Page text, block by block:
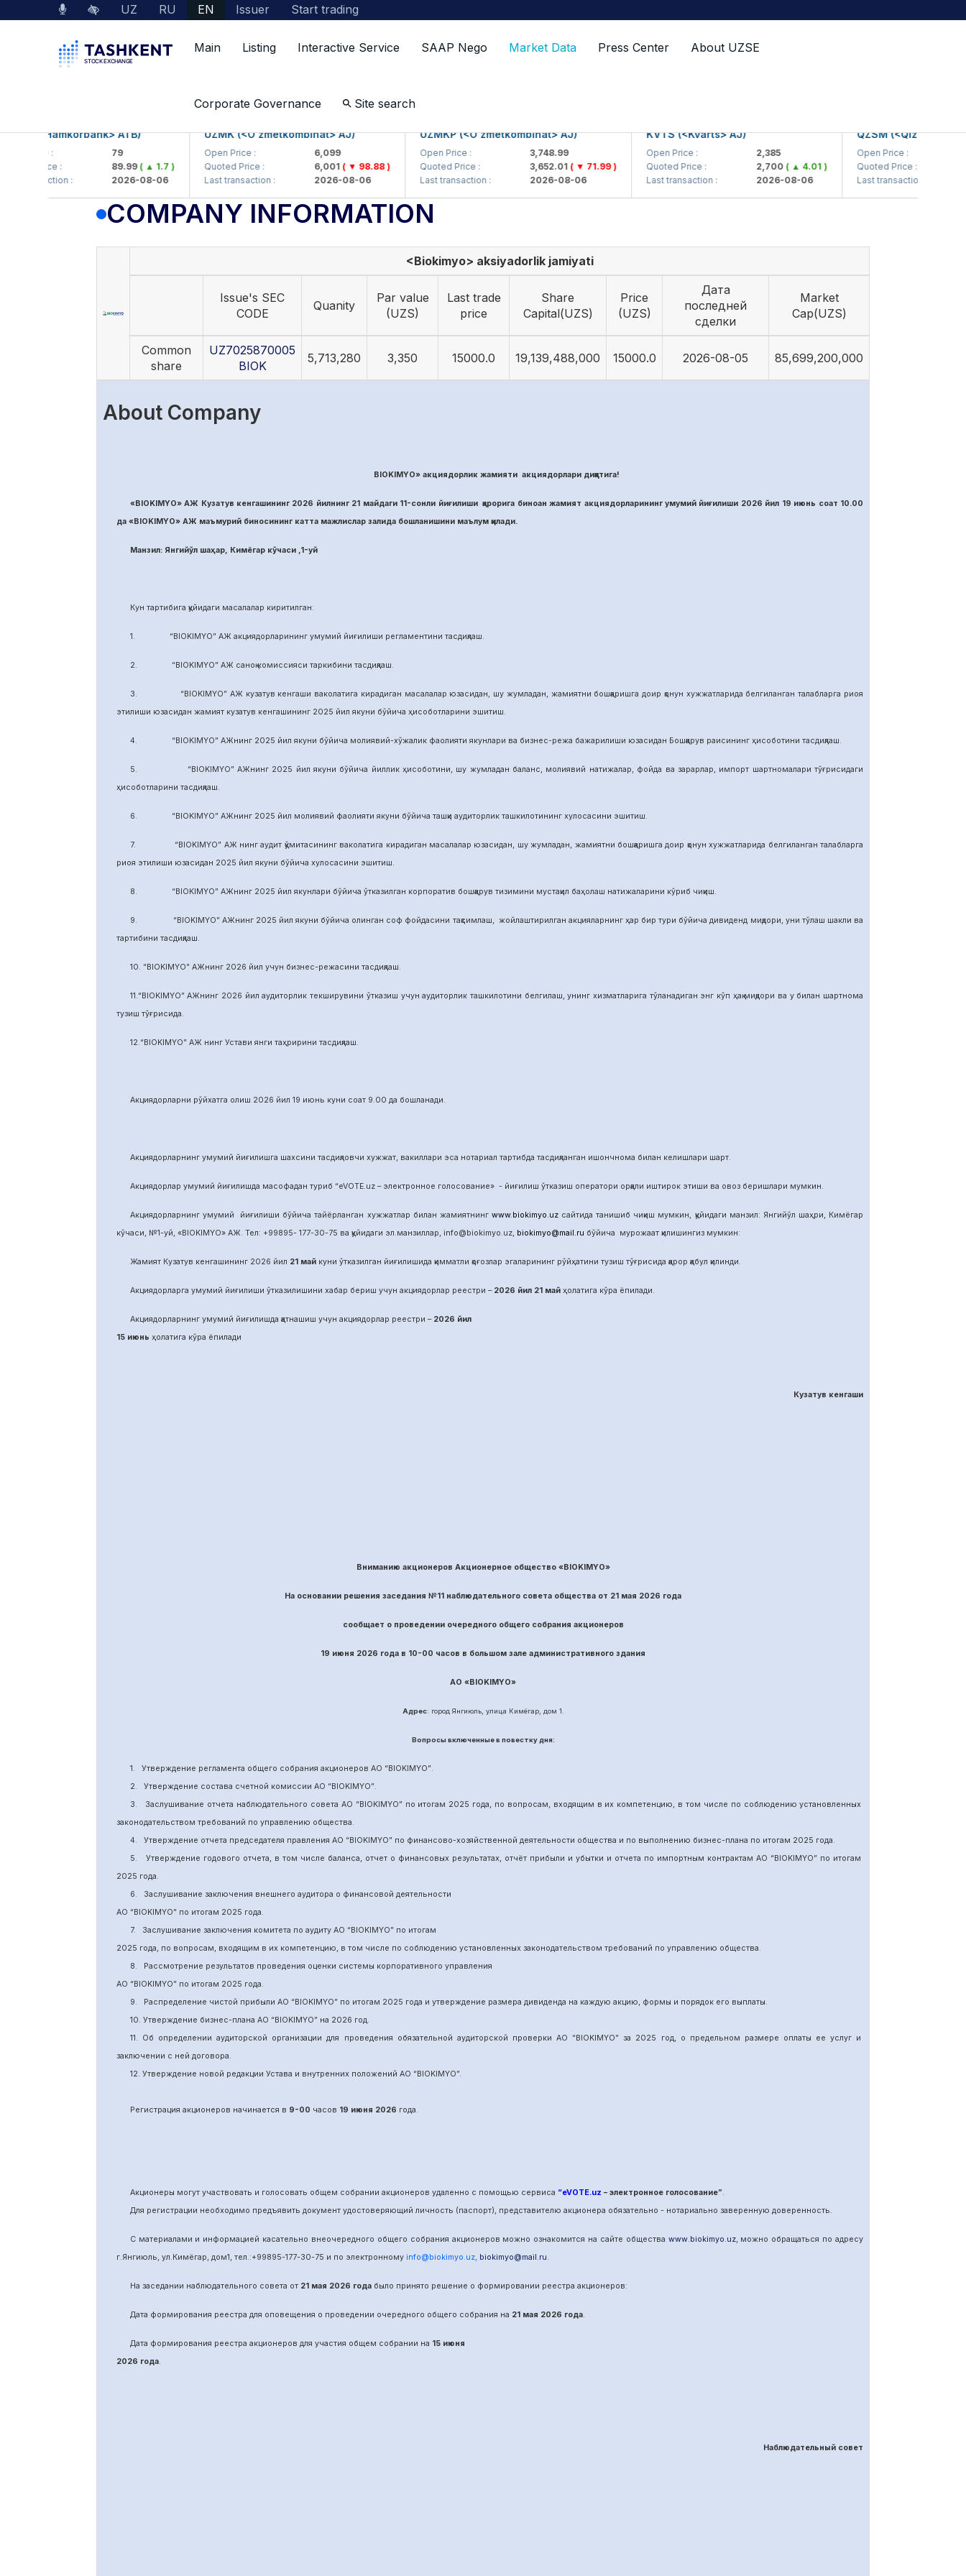
UZ RU EN Issuer Start trading
Main Listing Interactive Service SAAP Nego Market Data Press Center About UZSE
Corporate Governance Site search
Company Information
(<Hamkorbank> ATB)
89.99( ▲ 1.7 )
:
2026-08-06
UZMK (<O'zmetkombinat> AJ)
Open Price :
6,099
Quoted Price :
6,001( ▼ 98.88 )
Last transaction :
2026-08-06
UZMKP (<O'zmetkombinat> AJ)
Open Price :
3,748.99
Quoted Price :
3,652.01( ▼ 71.99 )
Last transaction :
2026-08-06
KVTS (<Kvarts> AJ)
Open Price :
2,385
Quoted Price :
2,700( ▲ 4.01 )
Last transaction :
2026-08-06
QZSM
Open Price :
Quoted Price :
Last transaction :
COMPANY INFORMATION
<Biokimyo> aksiyadorlik jamiyati
Issue's SEC
CODE
Quanity
Par value
(UZS)
Last trade
price
Share
Capital(UZS)
Price
(UZS)
Дата
последней
сделки
Market
Cap(UZS)
Common
share
UZ7025870005
BIOK
5,713,280 3,350 15000.0 19,139,488,000 15000.0 2026-08-05 85,699,200,000
About Company
BIOKIMYO» акциядорлик жамияти акциядорлари диққатига!
«BIOKIMYO» АЖ Кузатув кенгашининг 2026 йилнинг 21 майдаги 11-сонли йиғилиши қарорига биноан жамият акциядорларининг умумий йиғилиши 2026 йил 19 июнь соат 10.00
да «BIOKIMYO» АЖ маъмурий биносининг катта мажлислар залида бошланишини маълум қилади.
Манзил: Янгийўл шаҳар, Кимёгар кўчаси ,1-уй
Кун тартибига қуйидаги масалалар киритилган:
1. “BIOKIMYO” АЖ акциядорларининг умумий йиғилиши регламентини тасдиқлаш.
2. “BIOKIMYO” АЖ саноқ комиссияси таркибини тасдиқлаш.
3. “BIOKIMYO” АЖ кузатув кенгаши ваколатига кирадиган масалалар юзасидан, шу жумладан, жамиятни бошқаришга доир қонун хужжатларида белгиланган талабларга риоя
этилиши юзасидан жамият кузатув кенгашининг 2025 йил якуни бўйича ҳисоботларини эшитиш.
4. “BIOKIMYO” АЖнинг 2025 йил якуни бўйича молиявий-хўжалик фаолияти якунлари ва бизнес-режа бажарилиши юзасидан Бошқарув раисининг ҳисоботини тасдиқлаш.
5. “BIOKIMYO” АЖнинг 2025 йил якуни бўйича йиллик ҳисоботини, шу жумладан баланс, молиявий натижалар, фойда ва зарарлар, импорт шартномалари тўғрисидаги
ҳисоботларини тасдиқлаш.
6. “BIOKIMYO” АЖнинг 2025 йил молиявий фаолияти якуни бўйича ташқи аудиторлик ташкилотининг хулосасини эшитиш.
7. “BIOKIMYO” АЖ нинг аудит қўмитасининг ваколатига кирадиган масалалар юзасидан, шу жумладан, жамиятни бошқаришга доир қонун хужжатларида белгиланган талабларга
риоя этилиши юзасидан 2025 йил якуни бўйича хулосасини эшитиш.
8. “BIOKIMYO” АЖнинг 2025 йил якунлари бўйича ўтказилган корпоратив бошқарув тизимини мустақил баҳолаш натижаларини кўриб чиқиш.
9. “BIOKIMYO” АЖнинг 2025 йил якуни бўйича олинган соф фойдасини тақсимлаш, жойлаштирилган акцияларнинг ҳар бир тури бўйича дивиденд миқдори, уни тўлаш шакли ва
тартибини тасдиқлаш.
10. “BIOKIMYO” АЖнинг 2026 йил учун бизнес-режасини тасдиқлаш.
11.“BIOKIMYO” АЖнинг 2026 йил аудиторлик текширувини ўтказиш учун аудиторлик ташкилотини белгилаш, унинг хизматларига тўланадиган энг кўп ҳақ миқдори ва у билан шартнома
тузиш тўғрисида.
12.“BIOKIMYO” АЖ нинг Устави янги таҳририни тасдиқлаш.
Акциядорларни рўйхатга олиш 2026 йил 19 июнь куни соат 9.00 да бошланади.
Акциядорларнинг умумий йиғилишга шахсини тасдиқловчи хужжат, вакиллари эса нотариал тартибда тасдиқланган ишончнома билан келишлари шарт.
Акциядорлар умумий йиғилишда масофадан туриб “eVOTE.uz – электронное голосование» - йиғилиш ўтказиш оператори орқали иштирок этиши ва овоз беришлари мумкин.
Акциядорларнинг умумий йиғилиши бўйича тайёрланган хужжатлар билан жамиятнинг www.biokimyo.uzсайтида танишиб чиқиш мумкин, қуйидаги манзил: Янгийўл шаҳри, Кимёгар
кўчаси, №1-уй, «BIOKIMYO» АЖ. Тел: +99895- 177-30-75 ва қуйидаги эл.манзиллар, info@biokimyo.uz, biokimyo@mail.ru бўйича мурожаат қилишингиз мумкин:
Жамият Кузатув кенгашининг 2026 йил 21 майкуни ўтказилган йиғилишида қимматли қоғозлар эгаларининг рўйҳатини тузиш тўғрисида қарор қабул қилинди.
Акциядорларга умумий йиғилиши ўтказилишини хабар бериш учун акциядорлар реестри – 2026 йил 21 майҳолатига кўра ёпилади.
Акциядорларнинг умумий йиғилишда қатнашиш учун акциядорлар реестри – 2026 йил
15 июнь ҳолатига кўра ёпилади
Кузатув кенгаши
Вниманию акционеров Акционерное общество «BIOKIMYO»
На основании решения заседания №11 наблюдательного совета общества от 21 мая 2026 года
сообщает о проведении очередного общего собрания акционеров
19 июня 2026 года в 10-00 часов в большом зале административного здания
АО «BIOKIMYO»
Адрес: город Янгиюль, улица Кимёгар, дом 1.
Вопросы включенные в повестку дня:
1. Утверждение регламента общего собрания акционеров АО “BIOKIMYO”.
2.
Утверждение состава счетной комиссии АО “BIOKIMYO”.
3.
Заслушивание отчета наблюдательного совета АО “BIOKIMYO”по итогам 2025 года, по вопросам, входящим в их компетенцию, в том числе по соблюдению установленных
законодательством требований по управлению общества.
4.
Утверждение отчета председателя правления АО “BIOKIMYO”по финансово-хозяйственной деятельности общества и по выполнению бизнес-плана по итогам 2025 года.
5.
Утверждение годового отчета, в том числе баланса, отчет о финансовых результатах, отчёт прибыли и убытки и отчета по импортным контрактам АО “BIOKIMYO” по итогам
2025 года.
6.
Заслушивание заключения внешнего аудитора о финансовой деятельности
АО “BIOKIMYO”по итогам 2025 года.
7.
Заслушивание заключения комитета по аудитуАО “BIOKIMYO”по итогам
2025 года, по вопросам, входящим в их компетенцию, в том числе по соблюдению установленных законодательством требований по управлению общества.
8.
Рассмотрение результатов проведения оценки системы корпоративного управления
АО “BIOKIMYO”по итогам 2025 года.
9.
Распределение чистой прибыли АО “BIOKIMYO”по итогам 2025 года и утверждение размера дивиденда на каждую акцию, формы и порядок его выплаты.
10. Утверждение бизнес-плана АО “BIOKIMYO”на 2026 год.
11.
Об определении аудиторской организации для проведения обязательной аудиторской проверки АО “BIOKIMYO” за 2025 год, о предельном размере оплаты ее услуг и
заключении с ней договора.
12. Утверждение новой редакции Устава и внутренних положений АО “BIOKIMYO”.
Регистрация акционеров начинается в 9-00 часов 19 июня 2026 года.
Акционеры могут участвовать и голосовать общем собрании акционеров удаленно с помощью сервиса “eVOTE.uz – электронное голосование”.
Для регистрации необходимо предъявить документ удостоверяющий личность (паспорт), представителю акционера обязательно - нотариально заверенную доверенность.
С материалами и информацией касательно внеочередного общего собрания акционеров можно ознакомится на сайте общества www.biokimyo.uz, можно обращаться по адресу
г.Янгиюль, ул.Кимёгар, дом1, тел.:+99895-177-30-75 и по электронному info@biokimyo.uz, biokimyo@mail.ru.
На заседании наблюдательного совета от 21 мая 2026 годабыло принято решение о формировании реестра акционеров:
Дата формирования реестра для оповещения о проведении очередного общего собрания на 21 мая 2026 года.
Дата формирования реестра акционеров для участия общем собрании на 15 июня
2026 года.
Наблюдательный совет